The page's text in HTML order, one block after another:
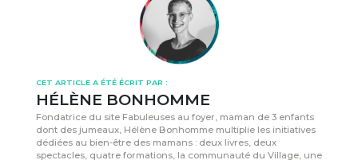
CET ARTICLE A ÉTÉ ÉCRIT PAR :
HÉLÈNE BONHOMME
Fondatrice du site Fabuleuses au foyer, maman de 3 enfants
dont des jumeaux, Hélène Bonhomme multiplie les initiatives
dédiées au bien-être des mamans : deux livres, deux
spectacles, quatre formations, la communauté du Village, une